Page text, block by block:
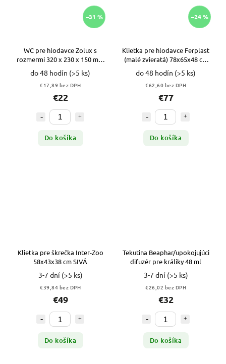
–31 %
WC pre hlodavce Zolux s
rozmermi 320 x 230 x 150 mm
SIVÉ VYPR
do 48 hodín (>5 ks)
€17,89 bez DPH
€22
Do košíka
–24 %
Klietka pre hlodavce Ferplast
(malé zvieratá) 78x65x48 cm
SIVÁ VYPR
do 48 hodín (>5 ks)
€62,60 bez DPH
€77
Do košíka
Klietka pre škrečka Inter-Zoo
58x43x38 cm SIVÁ
3-7 dní (>5 ks)
€39,84 bez DPH
€49
Do košíka
Tekutina Beaphar/upokojujúci
difuzér pre králiky 48 ml
3-7 dní (>5 ks)
€26,02 bez DPH
€32
Do košíka